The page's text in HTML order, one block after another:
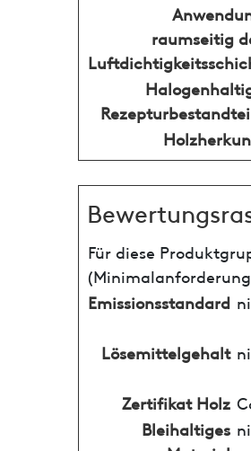
raumseitig
Für diese
Emissionsstandard
Lösemittelgehalt
Zertifikat Holz
Bleihaltiges